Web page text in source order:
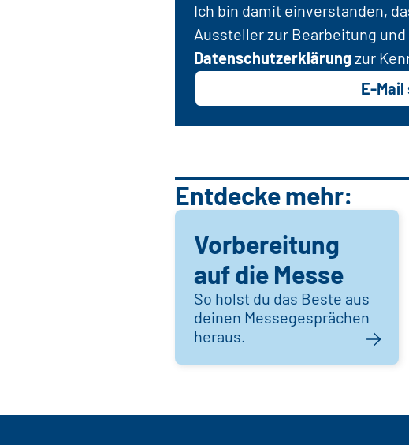
Ich bin damit einverstanden,
Aussteller zur Bearbeitung
Datenschutzerklärungzur
E-Mail
Entdecke mehr:
Vorbereitung
auf die Messe
So holst du das Beste aus
deinen Messegesprächen
heraus.